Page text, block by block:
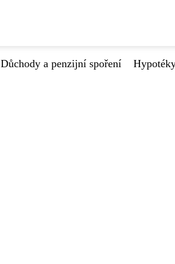
Důchody a penzijní spoření